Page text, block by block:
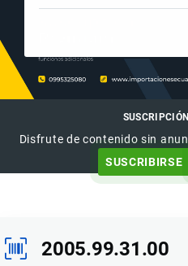
Disfrute de contenido sin
SUSCRIBIRSE
2005.99.31.00